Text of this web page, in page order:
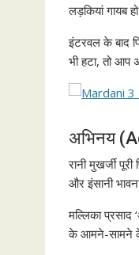
लड़कियां गायब
इंटरवल के बाद
भी हटा, तो आप
अभिनय
रानी मुखर्जी
और इंसानी
मल्लिका
के आमने-सामने